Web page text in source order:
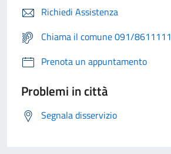
Richiedi Assistenza
Chiama il comune 091/8611111
Prenota un appuntamento
Problemi in città
Segnala disservizio